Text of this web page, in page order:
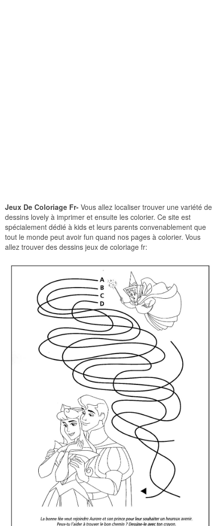
Jeux De Coloriage Fr- Vous allez localiser trouver une variété de
dessins lovely à imprimer et ensuite les colorier. Ce site est
spécialement dédié à kids et leurs parents convenablement que
tout le monde peut avoir fun quand nos pages à colorier. Vous
allez trouver des dessins jeux de coloriage fr: